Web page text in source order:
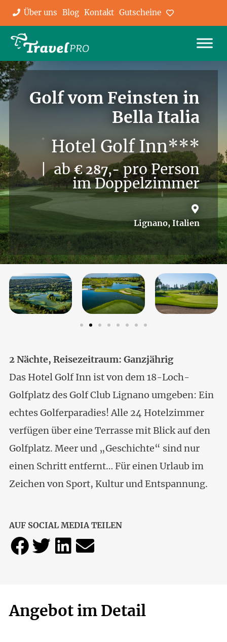
Über uns Blog Kontakt Gutscheine Favoriten
Golf vom Feinsten in
Bella Italia
Hotel Golf Inn***
| ab€ 287,-pro Person
im Doppelzimmer
Lignano, Italien
2 Nächte, Reisezeitraum: Ganzjährig
Das Hotel Golf Inn ist von dem 18-Loch-
Golfplatz des Golf Club Lignano umgeben: Ein
echtes Golferparadies! Alle 24 Hotelzimmer
verfügen über eine Terrasse mit Blick auf den
Golfplatz. Meer und „Geschichte“ sind nur
einen Schritt entfernt… Für einen Urlaub im
Zeichen von Sport, Kultur und Entspannung.
AUF SOCIAL MEDIA TEILEN
Angebot im Detail